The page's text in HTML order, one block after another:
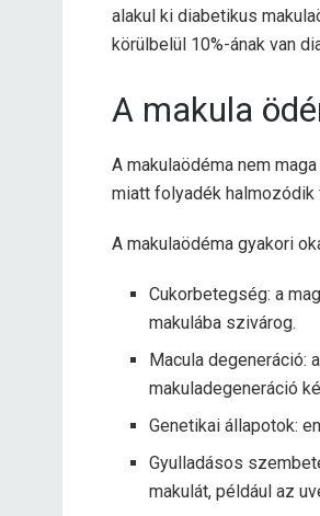
alakul ki diabetikus
körülbelül 10%-ának van
A makula
A makulaödéma nem
miatt folyadék halmozódik
A makulaödéma gyakori
Cukorbetegség: a
makulába szivárog.
Macula degeneráció:
makuladegeneráció
Genetikai állapotok:
Gyulladásos
makulát, például az